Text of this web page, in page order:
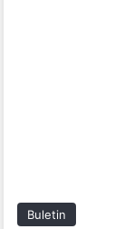
Buletin